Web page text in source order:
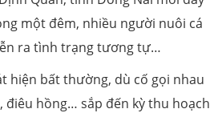
một đêm, nhiều người nuôi cá
ra tình trạng tương tự…
hiện bất thường, dù cố gọi nhau
điêu hồng… sắp đến kỳ thu hoạch